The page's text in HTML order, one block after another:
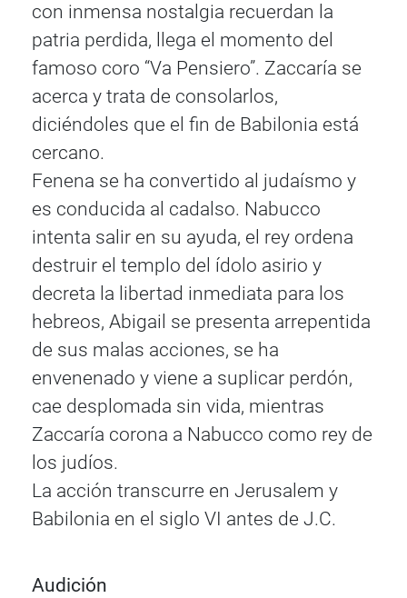
con inmensa nostalgia recuerdan la
patria perdida, llega el momento del
famoso coro “Va Pensiero”. Zaccaría se
acerca y trata de consolarlos,
diciéndoles que el fin de Babilonia está
cercano.
Fenena se ha convertido al judaísmo y
es conducida al cadalso. Nabucco
intenta salir en su ayuda, el rey ordena
destruir el templo del ídolo asirio y
decreta la libertad inmediata para los
hebreos, Abigail se presenta arrepentida
de sus malas acciones, se ha
envenenado y viene a suplicar perdón,
cae desplomada sin vida, mientras
Zaccaría corona a Nabucco como rey de
los judíos.
La acción transcurre en Jerusalem y
Babilonia en el siglo VI antes de J.C.
Audición